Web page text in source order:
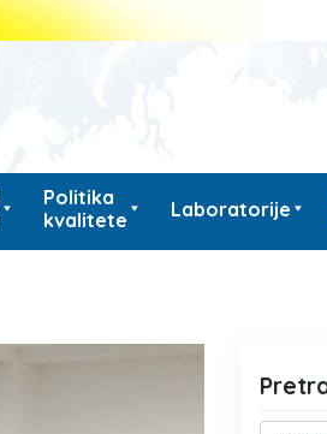
Politika
kvalitete
Laboratorije